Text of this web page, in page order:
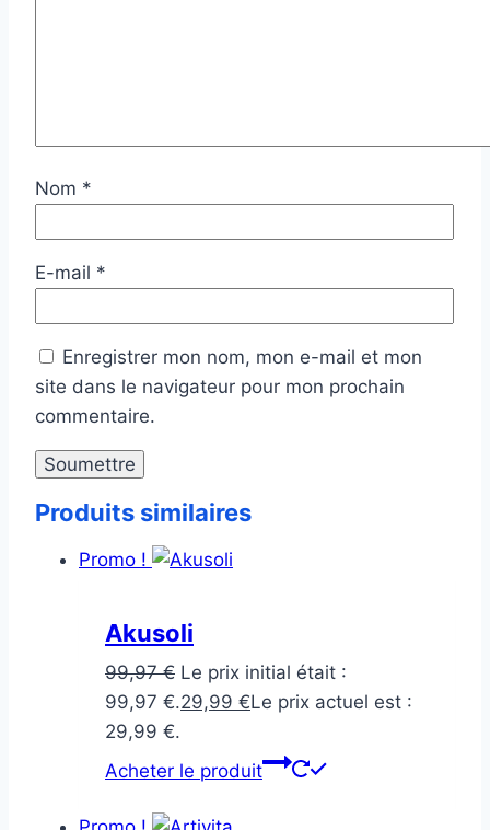
Nom *
E-mail *
Enregistrer mon nom, mon e-mail et mon
site dans le navigateur pour mon prochain
commentaire.
Produits similaires
Promo !
Akusoli
99,97€ Le prix initial était :
99,97 €.29,99 €Le prix actuel est :
29,99 €.
Acheter le produit